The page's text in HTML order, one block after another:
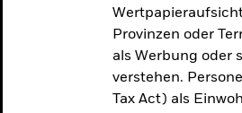
Provinzen oder
als Werbung oder
verstehen.
Tax Act) als